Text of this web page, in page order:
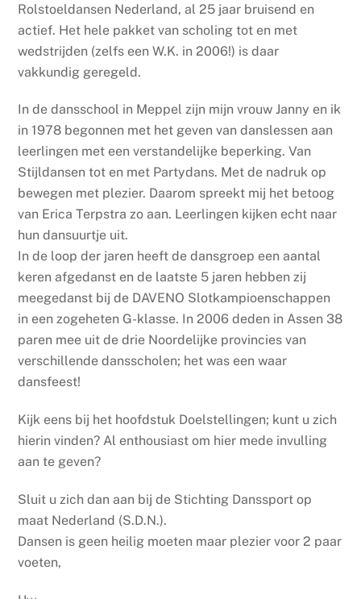
Rolstoeldansen Nederland, al 25 jaar bruisend en
actief. Het hele pakket van scholing tot en met
wedstrijden (zelfs een W.K. in 2006!) is daar
vakkundig geregeld.
In de dansschool in Meppel zijn mijn vrouw Janny en ik
in 1978 begonnen met het geven van danslessen aan
leerlingen met een verstandelijke beperking. Van
Stijldansen tot en met Partydans. Met de nadruk op
bewegen met plezier. Daarom spreekt mij het betoog
van Erica Terpstra zo aan. Leerlingen kijken echt naar
hun dansuurtje uit.
In de loop der jaren heeft de dansgroep een aantal
keren afgedanst en de laatste 5 jaren hebben zij
meegedanst bij de DAVENO Slotkampioenschappen
in een zogeheten G-klasse. In 2006 deden in Assen 38
paren mee uit de drie Noordelijke provincies van
verschillende dansscholen; het was een waar
dansfeest!
Kijk eens bij het hoofdstuk Doelstellingen; kunt u zich
hierin vinden? Al enthousiast om hier mede invulling
aan te geven?
Sluit u zich dan aan bij de Stichting Danssport op
maat Nederland (S.D.N.).
Dansen is geen heilig moeten maar plezier voor 2 paar
voeten,